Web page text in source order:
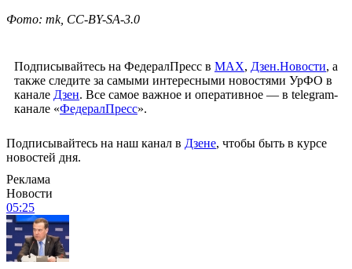
Фото: mk, CC-BY-SA-3.0
Подписывайтесь на ФедералПресс в МАХ, Дзен.Новости, а
также следите за самыми интересными новостями УрФО в
канале Дзен. Все самое важное и оперативное — в telegram-
канале «ФедералПресс».
Подписывайтесь на наш канал в Дзене, чтобы быть в курсе
новостей дня.
Реклама
Новости
05:25